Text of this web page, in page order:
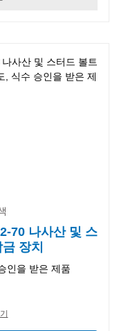
70 나사산 및 스
장치
인을 받은 제품